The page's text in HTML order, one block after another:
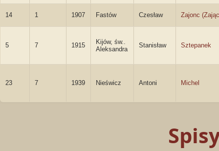
14 1 1907 Fastów Czesław Zajonc
5 7 1915
Kijów, św..
Aleksandra
Stanisław Sztepanek
23 7 1939 Nieświcz Antoni Michel